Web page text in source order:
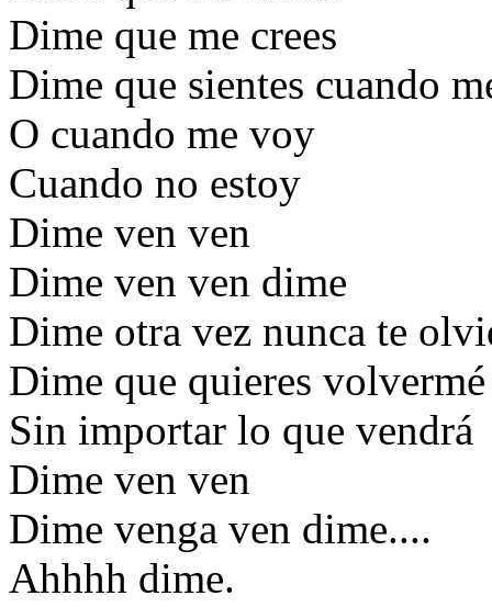
Dime que me crees
Dime que sientes cuando
O cuando me voy
Cuando no estoy
Dime ven ven
Dime ven ven dime
Dime otra vez nunca te
Dime que quieres
Sin importar lo que vendrá
Dime ven ven
Dime venga ven dime....
Ahhhh dime.